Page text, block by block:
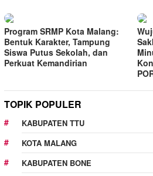
Program SRMP Kota Malang:
Bentuk Karakter, Tampung
Siswa Putus Sekolah, dan
Perkuat Kemandirian
TOPIK POPULER
KABUPATEN TTU
KOTA MALANG
KABUPATEN BONE